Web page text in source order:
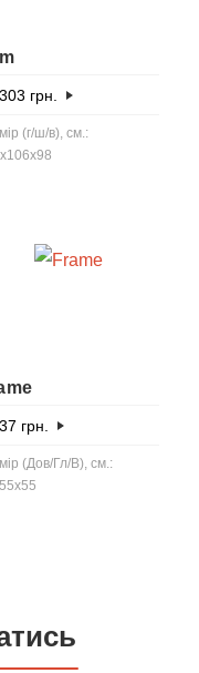
грн.
(г/ш/в), см.:
грн.
(Дов/Гл/В), см.: